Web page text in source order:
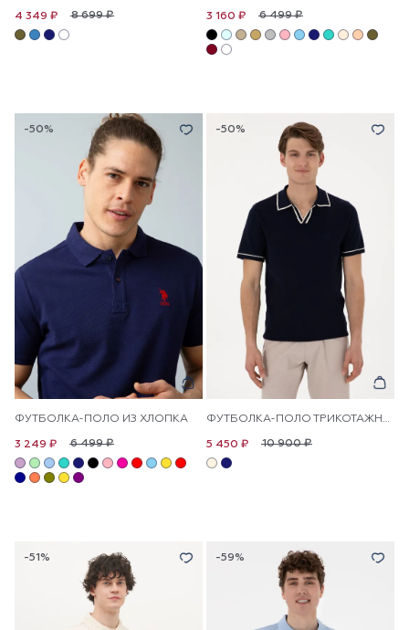
8 699 ₽
4 349 ₽ 6 499 ₽
3 160 ₽
-50%
ФУТБОЛКА-ПОЛО ИЗ ХЛОПКА
6 499 ₽
3 249 ₽
-50%
ФУТБОЛКА-ПОЛО ТРИКОТАЖНАЯ
10 900 ₽
5 450 ₽
-51% -59%